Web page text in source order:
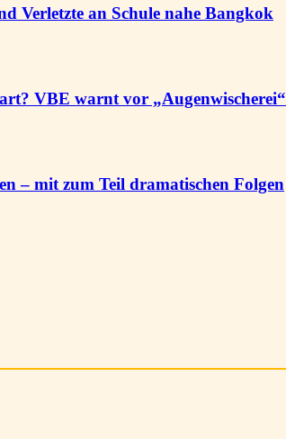
Verletzte an Schule nahe Bangkok
VBE warnt vor „Augenwischerei“
– mit zum Teil dramatischen Folgen